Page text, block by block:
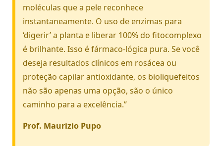
moléculas que a pele reconhece
instantaneamente. O uso de enzimas para
‘digerir’ a planta e liberar 100% do fitocomplexo
é brilhante. Isso é fármaco-lógica pura. Se você
deseja resultados clínicos em rosácea ou
proteção capilar antioxidante, os bioliquefeitos
não são apenas uma opção, são o único
caminho para a excelência.”
Prof. Maurizio Pupo